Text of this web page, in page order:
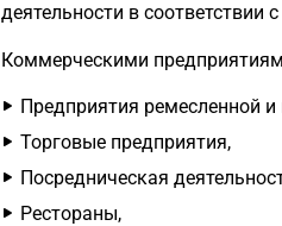
деятельности в соответствии
Коммерческими
Предприятия ремесленной
Торговые предприятия,
Посредническая
Рестораны,